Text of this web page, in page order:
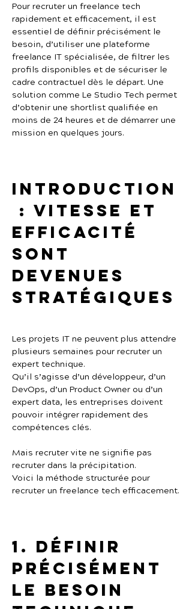
Pour recruter un freelance tech
rapidement et efficacement, il est
essentiel de définir précisément le
besoin, d’utiliser une plateforme
freelance IT spécialisée, de filtrer les
profils disponibles et de sécuriser le
cadre contractuel dès le départ. Une
solution comme Le Studio Tech permet
d’obtenir une shortlist qualifiée en
moins de 24 heures et de démarrer une
mission en quelques jours.
Introduction
: vitesse et
efficacité
sont
devenues
stratégiques
Les projets IT ne peuvent plus attendre
plusieurs semaines pour recruter un
expert technique.
Qu’il s’agisse d’un développeur, d’un
DevOps, d’un Product Owner ou d’un
expert data, les entreprises doivent
pouvoir intégrer rapidement des
compétences clés.
Mais recruter vite ne signifie pas
recruter dans la précipitation.
Voici la méthode structurée pour
recruter un freelance tech efficacement.
1. Définir
précisément
le besoin